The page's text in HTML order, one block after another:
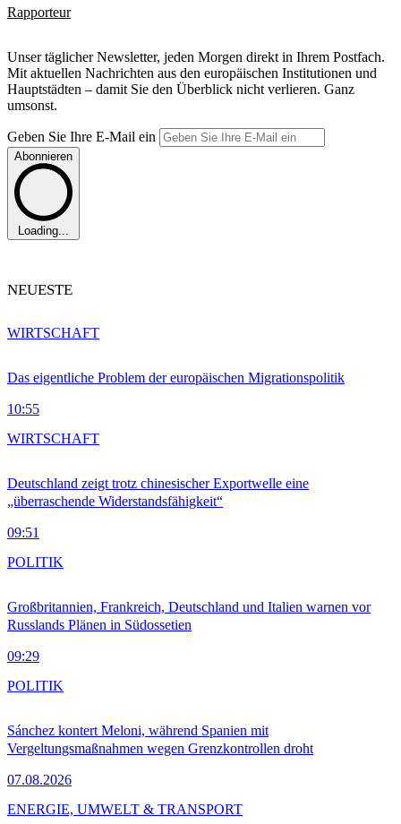
Rapporteur
Unser täglicher Newsletter, jeden Morgen direkt in Ihrem Postfach.
Mit aktuellen Nachrichten aus den europäischen Institutionen und
Hauptstädten – damit Sie den Überblick nicht verlieren. Ganz
umsonst.
Geben Sie Ihre E-Mail ein
Abonnieren
Loading...
NEUESTE
Das eigentliche Problem der europäischen Migrationspolitik
10:55
WIRTSCHAFT
Deutschland zeigt trotz chinesischer Exportwelle eine
„überraschende Widerstandsfähigkeit“
09:51
WIRTSCHAFT
Großbritannien, Frankreich, Deutschland und Italien warnen vor
Russlands Plänen in Südossetien
09:29
POLITIK
Sánchez kontert Meloni, während Spanien mit
Vergeltungsmaßnahmen wegen Grenzkontrollen droht
07.08.2026
POLITIK
ENERGIE, UMWELT & TRANSPORT